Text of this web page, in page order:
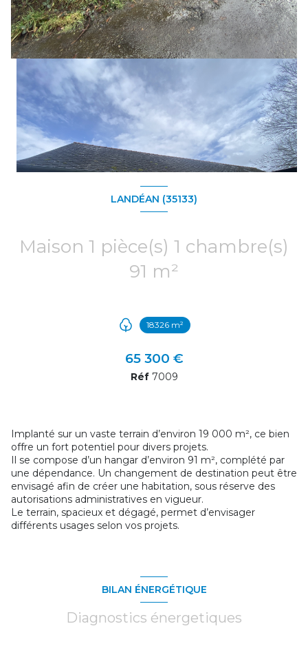
+2
LANDÉAN (35133)
Maison 1 pièce(s) 1 chambre(s)
91 m²
18326 m²
65 300 €
Réf 7009
Implanté sur un vaste terrain d’environ 19 000 m², ce bien
offre un fort potentiel pour divers projets.
Il se compose d’un hangar d’environ 91 m², complété par
une dépendance. Un changement de destination peut être
envisagé afin de créer une habitation, sous réserve des
autorisations administratives en vigueur.
Le terrain, spacieux et dégagé, permet d’envisager
différents usages selon vos projets.
BILAN ÉNERGÉTIQUE
Diagnostics énergetiques